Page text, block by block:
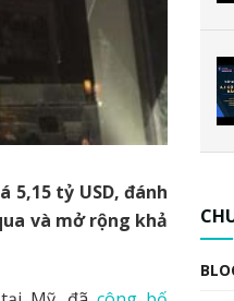
tỷ USD, đánh
và mở rộng khả